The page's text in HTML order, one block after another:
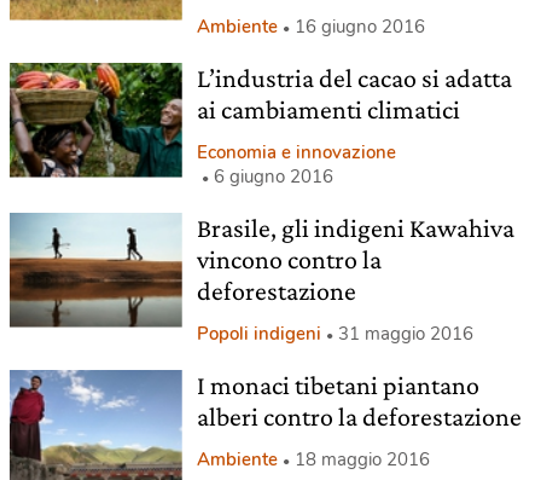
Ambiente 16 giugno 2016
L’industria del cacao si adatta
ai cambiamenti climatici
Economia e innovazione
6 giugno 2016
Brasile, gli indigeni Kawahiva
vincono contro la
deforestazione
Popoli indigeni 31 maggio 2016
I monaci tibetani piantano
alberi contro la deforestazione
Ambiente 18 maggio 2016